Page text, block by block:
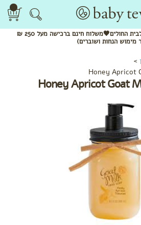
החולים🖤משלוחחינם
ברכישה מעל 250 ₪
מימוש הנחות ושוברים)
>